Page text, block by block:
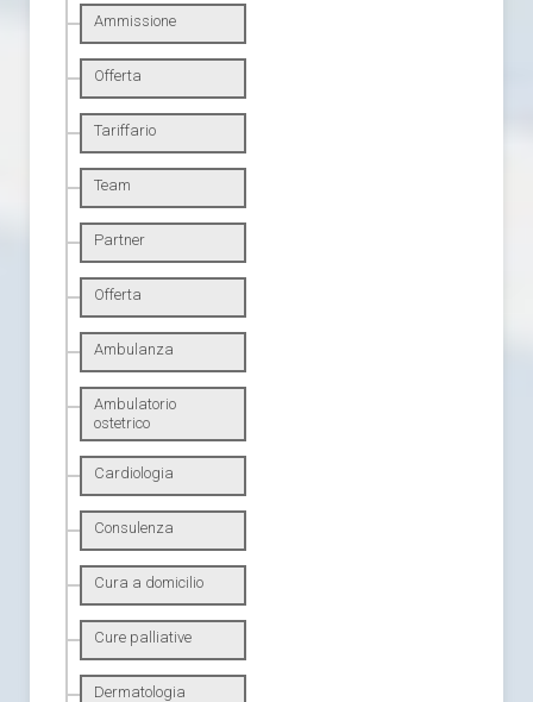
Ammissione
Offerta
Tariffario
Team
Partner
Offerta
Ambulanza
Ambulatorio
ostetrico
Cardiologia
Consulenza
Cura a domicilio
Cure palliative
Dermatologia